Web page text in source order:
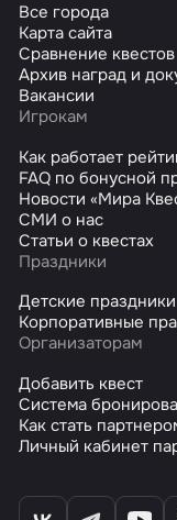
Все города
Карта сайта
Сравнение квестов
Архив наград и
Вакансии
Игрокам
Как работает
FAQ по бонусной
Новости «Мира
СМИ о нас
Статьи о квестах
Праздники
Детские праздники
Корпоративные
Организаторам
Добавить квест
Система
Как стать
Личный кабинет